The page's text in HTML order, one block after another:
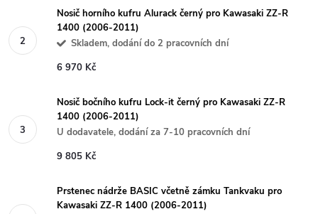
Nosič horního kufru Alurack černý pro Kawasaki ZZ-R
1400 (2006-2011)
Skladem, dodání do 2 pracovních dní
6 970 Kč
Nosič bočního kufru Lock-it černý pro Kawasaki ZZ-R
1400 (2006-2011)
U dodavatele, dodání za 7-10 pracovních dní
9 805 Kč
Prstenec nádrže BASIC včetně zámku Tankvaku pro
Kawasaki ZZ-R 1400 (2006-2011)